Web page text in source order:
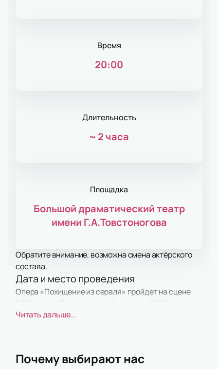
Время
20:00
Длительность
~ 2 часа
Площадка
Большой драматический театр
имени Г.А.Товстоногова
Обратите внимание, возможна смена актёрского
состава.
Дата и место проведения
Опера «Похищение из сераля» пройдет на сцене
Адрес: набережная реки Фонтанки, дом 65, Санкт-
Опера пройдет в БДТ им. Г. А. Товстоногова. В
постановке участвует большой состав артистов.
Читать дальше...
Почему выбирают нас